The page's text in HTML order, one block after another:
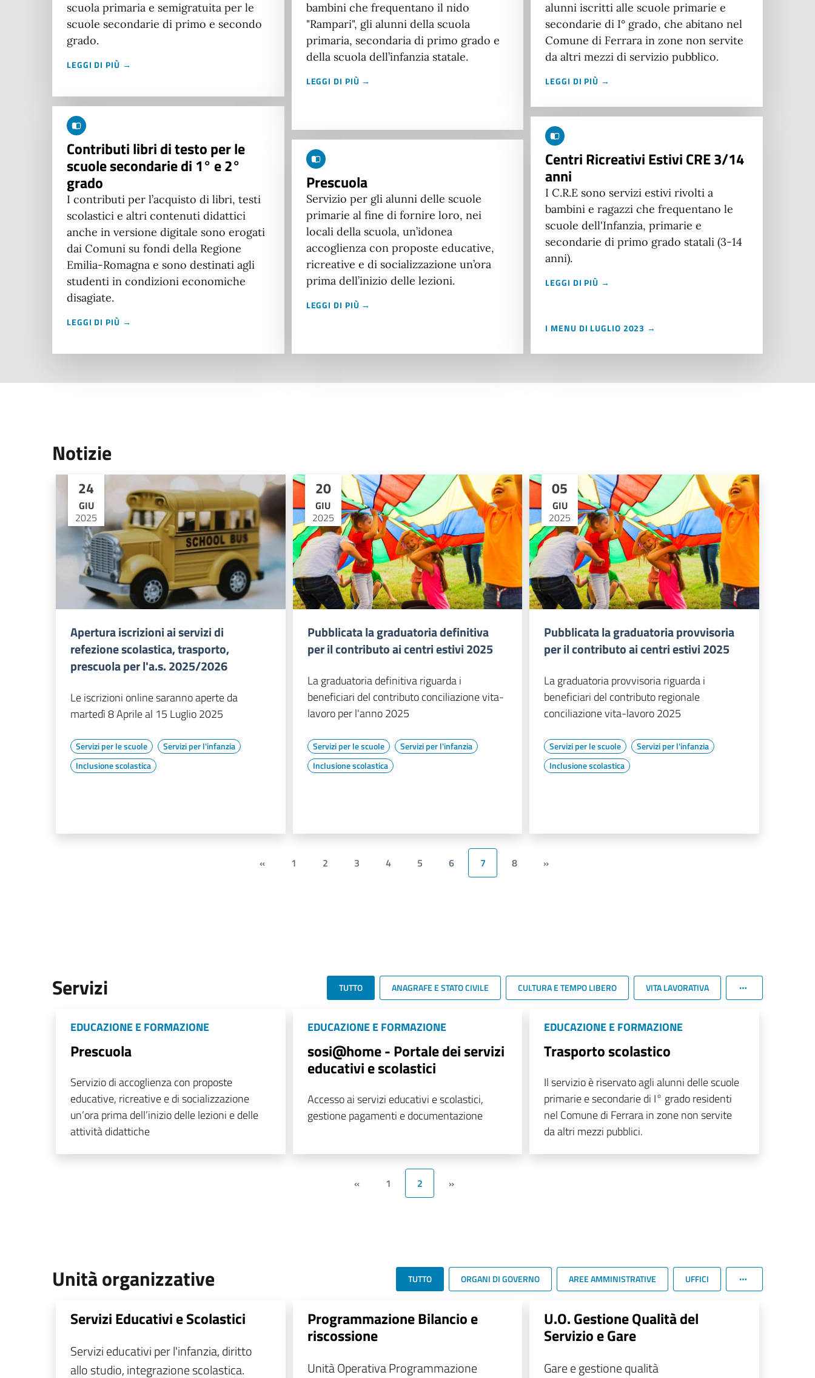
scuola primaria e semigratuita per le
scuole secondarie di primo e secondo
grado.
LEGGI DI PIÙ →
Contributi libri di testo per le
scuole secondarie di 1° e 2°
grado
I contributi per l’acquisto di libri, testi
scolastici e altri contenuti didattici
anche in versione digitale sono erogati
dai Comuni su fondi della Regione
Emilia-Romagna e sono destinati agli
studenti in condizioni economiche
disagiate.
LEGGI DI PIÙ →
bambini che frequentano il nido
"Rampari", gli alunni della scuola
primaria, secondaria di primo grado e
della scuola dell’infanzia statale.
LEGGI DI PIÙ →
Prescuola
Servizio per gli alunni delle scuole
primarie al fine di fornire loro, nei
locali della scuola, un’idonea
accoglienza con proposte educative,
ricreative e di socializzazione un’ora
prima dell’inizio delle lezioni.
LEGGI DI PIÙ →
alunni iscritti alle scuole primarie e
secondarie di I° grado, che abitano nel
Comune di Ferrara in zone non servite
da altri mezzi di servizio pubblico.
LEGGI DI PIÙ →
Centri Ricreativi Estivi CRE 3/14
anni
I C.R.E sono servizi estivi rivolti a
bambini e ragazzi che frequentano le
scuole dell'Infanzia, primarie e
secondarie di primo grado statali (3-14
anni).
LEGGI DI PIÙ →
I MENU DI LUGLIO 2023 →
Notizie
24
GIU
2025
Apertura iscrizioni ai servizi di
refezione scolastica, trasporto,
prescuola per l'a.s. 2025/2026
Le iscrizioni online saranno aperte da
martedì 8 Aprile al 15 Luglio 2025
Servizi per le scuole
Servizi per l'infanzia
Inclusione scolastica
20
GIU
2025
Pubblicata la graduatoria definitiva
per il contributo ai centri estivi 2025
La graduatoria definitiva riguarda i
beneficiari del contributo conciliazione vita-
lavoro per l'anno 2025
Servizi per le scuole
Servizi per l'infanzia
Inclusione scolastica
05
GIU
2025
Pubblicata la graduatoria provvisoria
per il contributo ai centri estivi 2025
La graduatoria provvisoria riguarda i
beneficiari del contributo regionale
conciliazione vita-lavoro 2025
Servizi per le scuole
Servizi per l'infanzia
Inclusione scolastica
« 1 2 3 4 5 6 7 8 »
Servizi TUTTO ANAGRAFE E STATO CIVILE CULTURA E TEMPO LIBERO VITA LAVORATIVA
EDUCAZIONE E FORMAZIONE
Prescuola
Servizio di accoglienza con proposte
educative, ricreative e di socializzazione
un’ora prima dell’inizio delle lezioni e delle
attività didattiche
EDUCAZIONE E FORMAZIONE
sosi@home - Portale dei servizi
educativi e scolastici
Accesso ai servizi educativi e scolastici,
gestione pagamenti e documentazione
EDUCAZIONE E FORMAZIONE
Trasporto scolastico
Il servizio è riservato agli alunni delle scuole
primarie e secondarie di I° grado residenti
nel Comune di Ferrara in zone non servite
da altri mezzi pubblici.
« 1 2 »
Unità organizzative TUTTO ORGANI DI GOVERNO AREE AMMINISTRATIVE UFFICI
Servizi Educativi e Scolastici
Servizi educativi per l'infanzia, diritto
allo studio, integrazione scolastica.
Programmazione Bilancio e
riscossione
Unità Operativa Programmazione
U.O. Gestione Qualità del
Servizio e Gare
Gare e gestione qualità